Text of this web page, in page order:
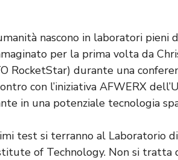
nascono in laboratori
per la prima volta da
RocketStar) durante una
con l’iniziativa AFWERX
in una potenziale tecnologia
test si terranno al Laboratorio
of Technology. Non si tratta